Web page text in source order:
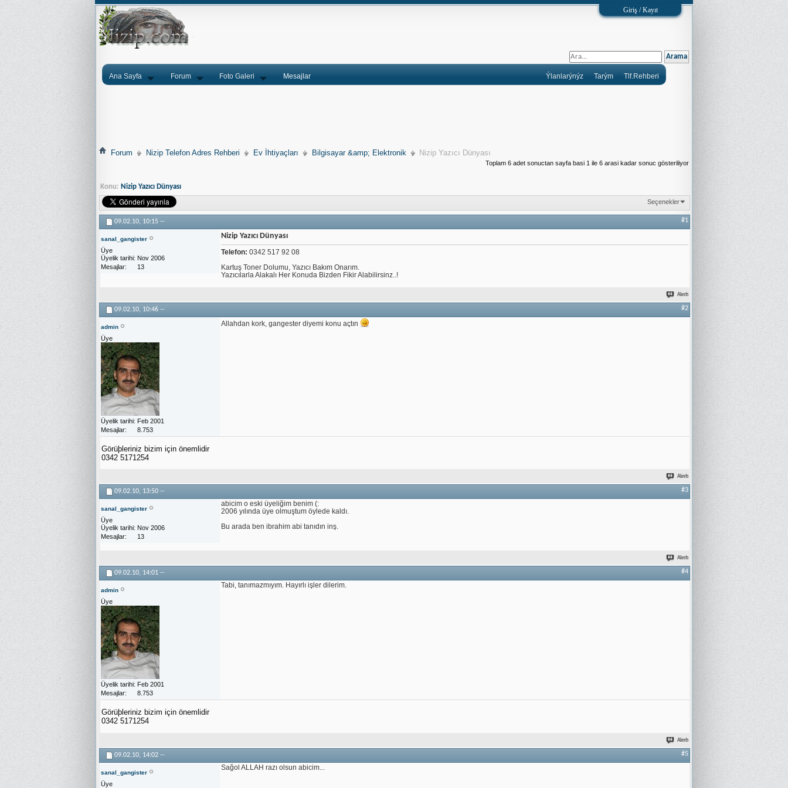
Giriş / Kayıt
Ana Sayfa Forum Foto Galeri Mesajlar Tlf.Rehberi
Tarým
Ýlanlarýnýz
Forum Nizip Telefon Adres Rehberi Ev İhtiyaçları Bilgisayar &amp; Elektronik Nizip Yazıcı Dünyası
Toplam 6 adet sonuctan sayfa basi 1 ile 6 arasi kadar sonuc gösteriliyor
Konu: Nizip Yazıcı Dünyası
Seçenekler
09.02.10, 10:15 -- #1
sanal_gangister
Üye
Üyelik tarihi Nov 2006
Mesajlar
13
Nizip Yazıcı Dünyası
Telefon: 0342 517 92 08
Kartuş Toner Dolumu, Yazıcı Bakım Onarım.
Yazıcılarla Alakalı Her Konuda Bizden Fikir Alabilirsinz..!
Alıntı
09.02.10, 10:46 -- #2
admin
Üye
Üyelik tarihi Feb 2001
Mesajlar
8.753
Allahdan kork, gangester diyemi konu açtın
Görüþleriniz bizim için önemlidir
0342 5171254
Alıntı
09.02.10, 13:50 -- #3
sanal_gangister
Üye
Üyelik tarihi Nov 2006
Mesajlar
13
abicim o eski üyeliğim benim (:
2006 yılında üye olmuştum öylede kaldı.
Bu arada ben ibrahim abi tanıdın inş.
Alıntı
09.02.10, 14:01 -- #4
admin
Üye
Üyelik tarihi Feb 2001
Mesajlar
8.753
Tabi, tanımazmıyım. Hayırlı işler dilerim.
Görüþleriniz bizim için önemlidir
0342 5171254
Alıntı
09.02.10, 14:02 -- #5
sanal_gangister
Üye
Sağol ALLAH razı olsun abicim...